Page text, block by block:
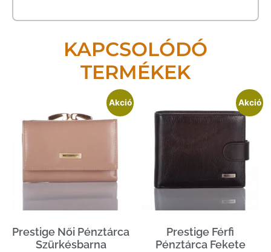
KAPCSOLÓDÓ
TERMÉKEK
Akció
Prestige Női Pénztárca
Szürkésbarna
Akció
Prestige Férfi
Pénztárca Fekete